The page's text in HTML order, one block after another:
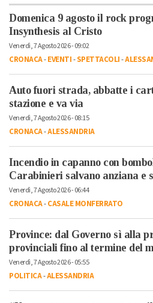
Domenica 9 agosto il rock
Insynthesis al Cristo
Venerdì, 7 Agosto 2026 - 09:02
CRONACA-EVENTI-SPETTACOLI-
Auto fuori strada, abbatte i
stazione e va via
Venerdì, 7 Agosto 2026 - 08:15
CRONACA-ALESSANDRIA
Incendio in capanno con
Carabinieri salvano anziana e
Venerdì, 7 Agosto 2026 - 06:44
CRONACA-CASALE MONFERRATO
Province: dal Governo sì alla
provinciali fino al termine del
Venerdì, 7 Agosto 2026 - 05:55
POLITICA-ALESSANDRIA